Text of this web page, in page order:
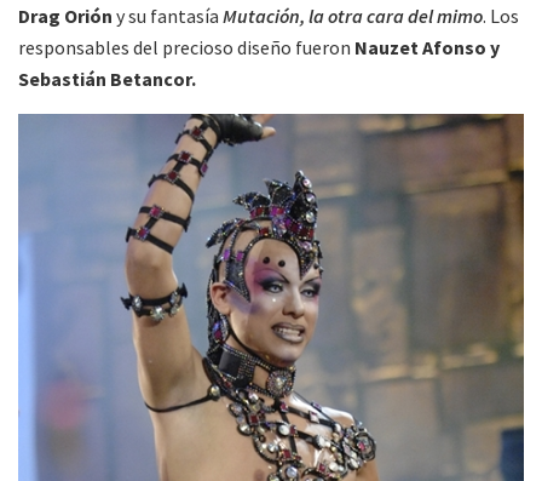
Drag Orión y su fantasía Mutación, la otra cara del mimo. Los
responsables del precioso diseño fueron Nauzet Afonso y
Sebastián Betancor.